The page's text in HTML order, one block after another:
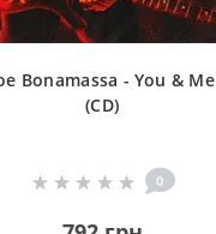
Bonamassa - You & Me
(CD)
0